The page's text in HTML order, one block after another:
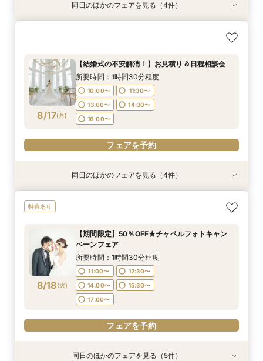
8/16 (日)
【挙式＋会食が5万円OFF！】費用を抑えて叶え
13:00〜
15:00〜
17:00〜
フェアを予約
8/16 (日)
10:00〜
11:30〜
13:00〜
14:30〜
16:00〜
フェアを予約
8/16 (日)
【結婚式の費用がぐっとお得】挙式料＋撮影＋衣
BIGフェア
所要時間：1時間30分程度
10:00〜
11:30〜
13:00〜
14:30〜
16:00〜
8/16 (日)
【和婚フェア｜挙式料半額特典】和装×チャペル
14:00〜
15:30〜
17:00〜
フェアを予約
同日のほかのフェアを見る（4件）
8/17(月)
【結婚式の不安解消！】お見積り＆日程相談会
所要時間：1時間30分程度
10:00〜
11:30〜
13:00〜
14:30〜
16:00〜
フェアを予約
8/17(月)
【期間限定】50％OFF★チャペルフォトキャン
11:00〜
14:00〜
15:30〜
17:00〜
フェアを予約
8/17(月)
【挙式＋会食が5万円OFF！】費用を抑えて叶え
9:00〜
13:00〜
15:00〜
17:00〜
フェアを予約
8/17(月)
【結婚式の費用がぐっとお得】挙式料＋撮影＋衣
BIGフェア
所要時間：1時間30分程度
13:00〜
14:30〜
16:00〜
フェアを予約
8/17(月)
【和婚フェア｜挙式料半額特典】和装×チャペル
11:00〜
14:00〜
15:30〜
17:00〜
フェアを予約
同日のほかのフェアを見る（4件）
特典あり
8/18(火)
【期間限定】50％OFF★チャペルフォトキャン
ペーンフェア
所要時間：1時間30分程度
11:00〜
12:30〜
14:00〜
15:30〜
17:00〜
フェアを予約
同日のほかのフェアを見る（5件）